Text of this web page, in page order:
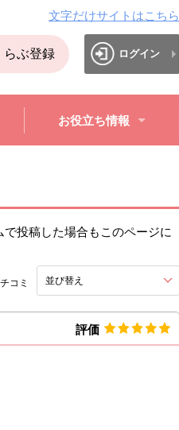
文字だけサイトはこちら
らぶ登録 ログイン
お役立ち情報
投稿した場合もこのページに
コミ 並び替え
評価